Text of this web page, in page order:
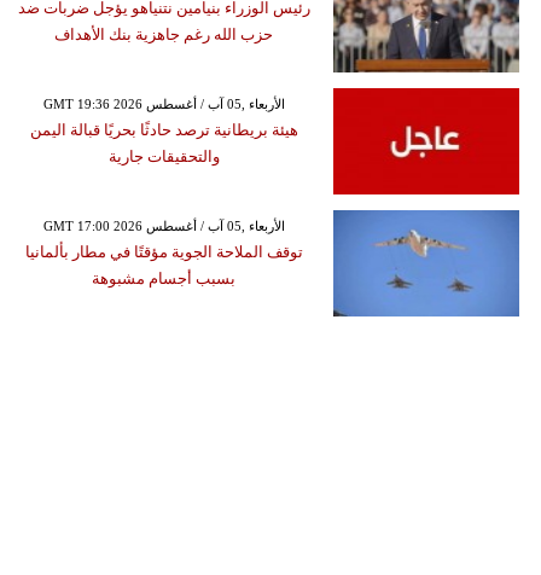
رئيس الوزراء بنيامين نتنياهو يؤجل ضربات ضد
حزب الله رغم جاهزية بنك الأهداف
GMT 19:36 2026 الأربعاء ,05 آب / أغسطس
هيئة بريطانية ترصد حادثًا بحريًا قبالة اليمن
والتحقيقات جارية
GMT 17:00 2026 الأربعاء ,05 آب / أغسطس
توقف الملاحة الجوية مؤقتًا في مطار بألمانيا
بسبب أجسام مشبوهة